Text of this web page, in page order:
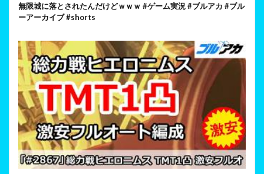
無限城に落とされたんだけどｗｗｗ #ゲーム実況 #ブルアカ #ブル
ーアーカイブ #shorts